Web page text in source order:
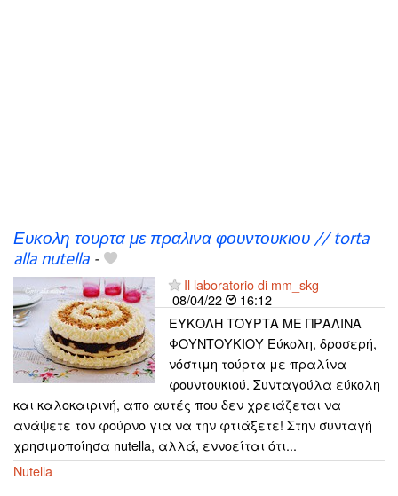
Ευκολη τουρτα με πραλινα φουντουκιου // torta
alla nutella-
Il laboratorio di mm_skg
08/04/22
16:12
ΕΥΚΟΛΗ ΤΟΥΡΤΑ ΜΕ ΠΡΑΛΙΝΑ
ΦΟΥΝΤΟΥΚΙΟΥ Εύκολη, δροσερή,
νόστιμη τούρτα με πραλίνα
φουντουκιού. Συνταγούλα εύκολη
και καλοκαιρινή, απο αυτές που δεν χρειάζεται να
ανάψετε τον φούρνο για να την φτιάξετε! Στην συνταγή
χρησιμοποίησα nutella, αλλά, εννοείται ότι...
Nutella